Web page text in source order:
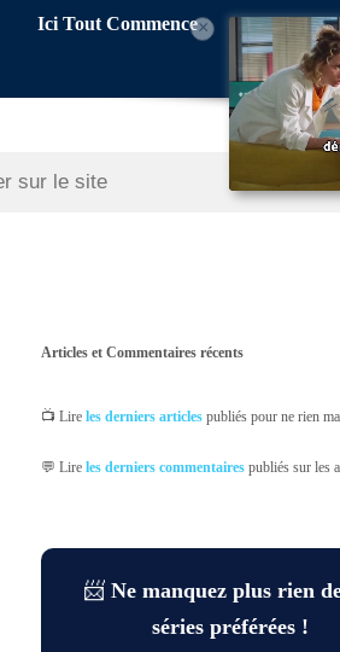
Ici Tout Commence×
Articles et Commentaires récents
📺 Lireles derniers articles publiés pour ne rien
💬 Lireles derniers commentaires publiés sur les
📨 Ne manquez plus rien
séries préférées !